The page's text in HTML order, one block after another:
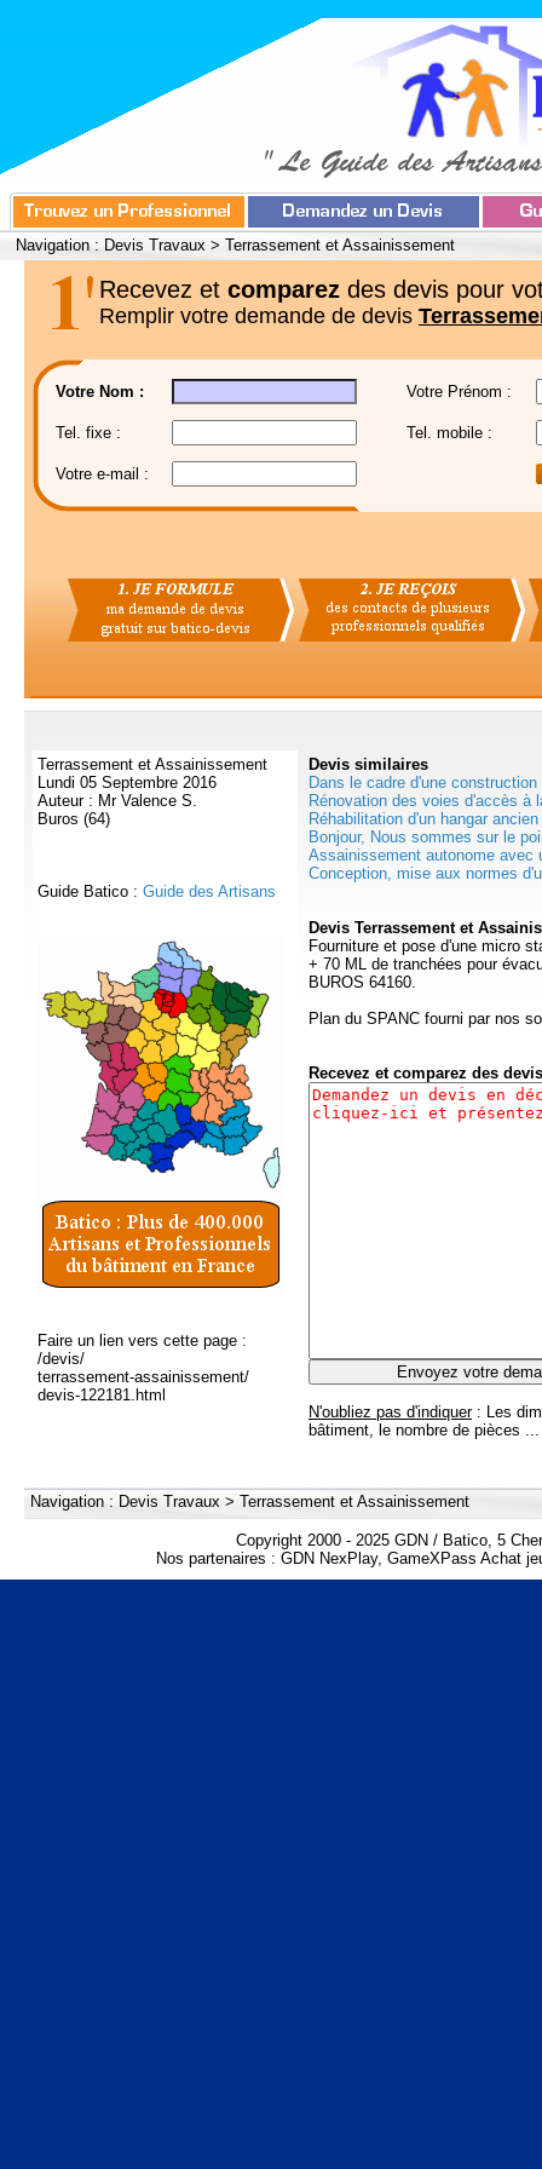
Navigation : Devis Travaux > Terrassement et Assainissement
Recevez et comparez des devis pour
Remplir votre demande de devis
Votre Nom : Votre Prénom :
Tel. fixe : Tel. mobile :
Votre e-mail :
Terrassement et Assainissement
Lundi 05 Septembre 2016
Auteur : Mr Valence S.
Buros (64)
Guide Batico : Guide des Artisans
Faire un lien vers cette page :
/devis/
terrassement-assainissement/
devis-122181.html
Devis similaires
Dans le cadre d'une
Rénovation des voies d'accès à
Réhabilitation d'un hangar
Bonjour, Nous sommes sur le
Assainissement autonome avec
Conception, mise aux normes
Devis Terrassement et
Fourniture et pose d'une micro
+ 70 ML de tranchées pour
BUROS 64160.
Plan du SPANC fourni par nos
Recevez et comparez des
N'oubliez pas d'indiquer: Les
bâtiment, le nombre de pièces ...
Navigation : Devis Travaux > Terrassement et Assainissement
Copyright 2000 - 2025 GDN / Batico, 5
Nos partenaires : GDN NexPlay, GameXPass Achat